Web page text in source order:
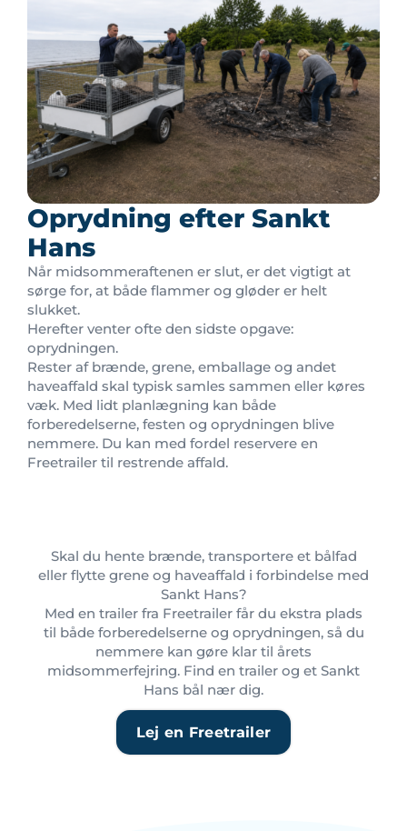
Oprydning efter Sankt
Hans
Når midsommeraftenen er slut, er det vigtigt at
sørge for, at både flammer og gløder er helt
slukket.
Herefter venter ofte den sidste opgave:
oprydningen.
Rester af brænde, grene, emballage og andet
haveaffald skal typisk samles sammen eller køres
væk. Med lidt planlægning kan både
forberedelserne, festen og oprydningen blive
nemmere. Du kan med fordel reservere en
Freetrailer til restrende affald.
Skal du hente brænde, transportere et bålfad
eller flytte grene og haveaffald i forbindelse med
Sankt Hans?
Med en trailer fra Freetrailer får du ekstra plads
til både forberedelserne og oprydningen, så du
nemmere kan gøre klar til årets
midsommerfejring. Find en trailer og et Sankt
Hans bål nær dig.
Lej en Freetrailer